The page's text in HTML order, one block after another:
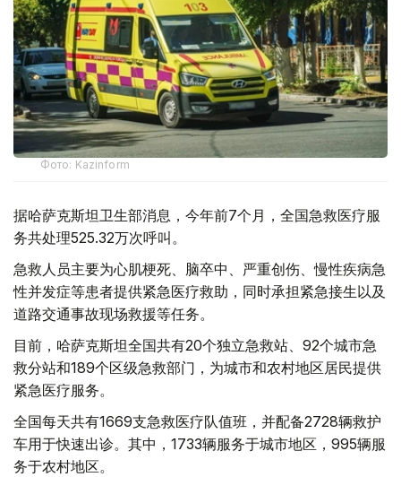
Фото: Kazinform
据哈萨克斯坦卫生部消息，今年前7个月，全国急救医疗服
务共处理525.32万次呼叫。
急救人员主要为心肌梗死、脑卒中、严重创伤、慢性疾病急
性并发症等患者提供紧急医疗救助，同时承担紧急接生以及
道路交通事故现场救援等任务。
目前，哈萨克斯坦全国共有20个独立急救站、92个城市急
救分站和189个区级急救部门，为城市和农村地区居民提供
紧急医疗服务。
全国每天共有1669支急救医疗队值班，并配备2728辆救护
车用于快速出诊。其中，1733辆服务于城市地区，995辆服
务于农村地区。